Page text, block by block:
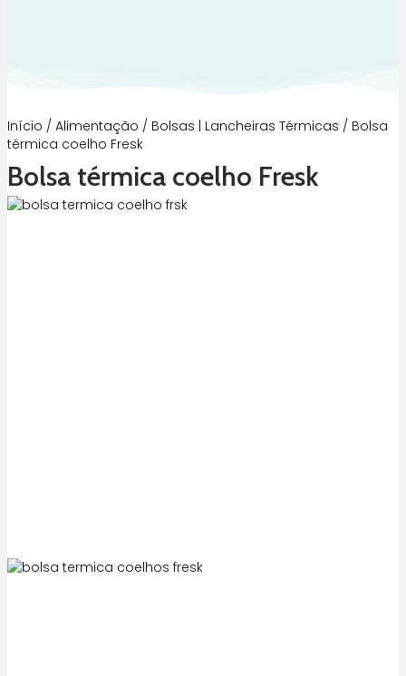
Início / Alimentação / Bolsas | Lancheiras Térmicas / Bolsa
térmica coelho Fresk
Bolsa térmica coelho Fresk